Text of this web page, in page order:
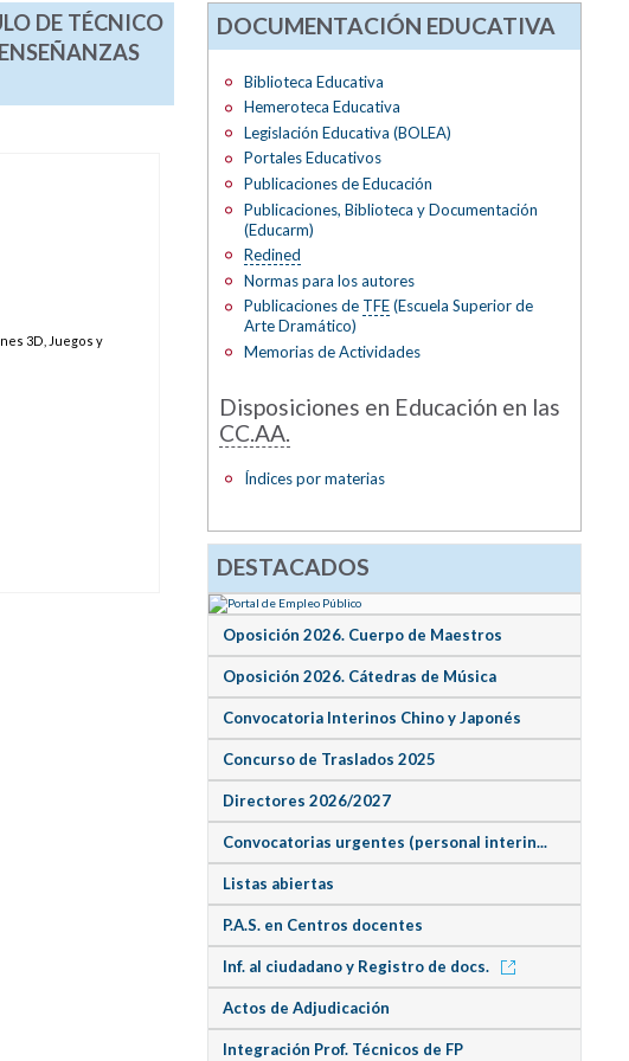
DE TÉCNICO
3D, Juegos y
DOCUMENTACIÓN EDUCATIVA
Biblioteca Educativa
Hemeroteca Educativa
Legislación Educativa (BOLEA)
Portales Educativos
Publicaciones de Educación
Publicaciones, Biblioteca y Documentación
(Educarm)
Redined
Normas para los autores
Publicaciones de TFE(Escuela Superior de
Arte Dramático)
Memorias de Actividades
Disposiciones en Educación en las
CC.AA.
Índices por materias
DESTACADOS
Oposición 2026. Cuerpo de Maestros
Oposición 2026. Cátedras de Música
Convocatoria Interinos Chino y Japonés
Concurso de Traslados 2025
Directores 2026/2027
Convocatorias urgentes (personal interin...
Listas abiertas
P.A.S. en Centros docentes
Inf. al ciudadano y Registro de docs.
Actos de Adjudicación
Integración Prof. Técnicos de FP